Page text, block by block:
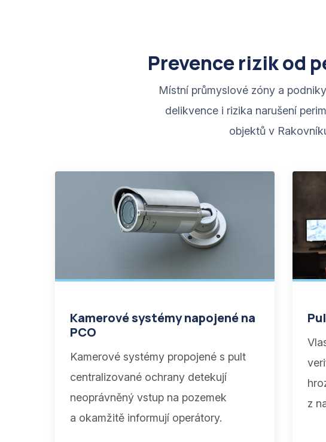
Prevence rizik od
Místní průmyslové zóny a
delikvence i rizika narušení
objektů v
Kamerové systémy napojené na
PCO
Kamerové systémy propojené s pult
centralizované ochrany detekují
neoprávněný vstup na pozemek
a okamžitě informují operátory.
z